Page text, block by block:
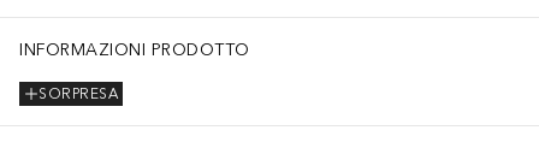
INFORMAZIONI PRODOTTO
SORPRESA